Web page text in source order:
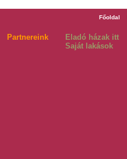
Főoldal
Partnereink Eladó házak itt
Saját lakások